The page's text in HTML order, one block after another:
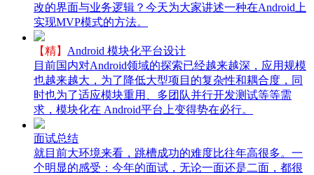
改的界面与业务逻辑？今天为大家讲述一种在Android上
实现MVP模式的方法。
【精】 Android 模块化平台设计
目前国内对Android领域的探索已经越来越深，应用规模
也越来越大，为了降低大型项目的复杂性和耦合度，同
时也为了适应模块重用、多团队并行开发测试等等需
求，模块化在 Android平台上变得势在必行。
面试总结
就目前大环境来看，跳槽成功的难度比往年高很多。一
个明显的感受：今年的面试，无论一面还是二面，都很